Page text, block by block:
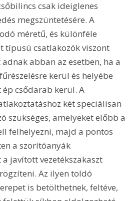
csak ideiglenes
megszüntetésére. A
méretű, és különféle
típusú csatlakozók viszont
abban az esetben, ha a
kerül és helyébe
csődarab kerül. A
két speciálisan
szükséges, amelyeket előbb a
felhelyezni, majd a pontos
a szorítóanyák
javított vezetékszakaszt
Az ilyen toldó
is betölthetnek, feltéve,